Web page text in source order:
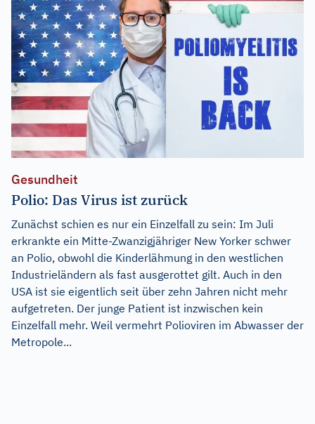
Gesundheit
Polio: Das Virus ist zurück
Zunächst schien es nur ein Einzelfall zu sein: Im Juli
erkrankte ein Mitte-Zwanzigjähriger New Yorker schwer
an Polio, obwohl die Kinderlähmung in den westlichen
Industrieländern als fast ausgerottet gilt. Auch in den
USA ist sie eigentlich seit über zehn Jahren nicht mehr
aufgetreten. Der junge Patient ist inzwischen kein
Einzelfall mehr. Weil vermehrt Polioviren im Abwasser der
Metropole...